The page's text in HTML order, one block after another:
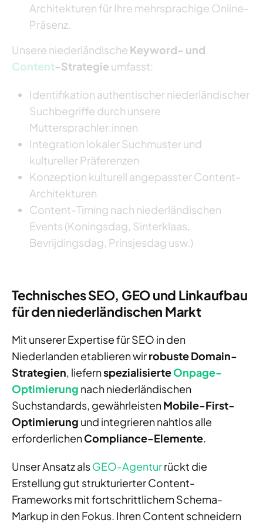
Architekturen für Ihre mehrsprachige Online-
Präsenz.
Unsere niederländische Keyword- und
Content-Strategie umfasst:
Identifikation authentischer niederländischer
Suchbegriffe durch unsere
Muttersprachler:innen
Integration lokaler Suchmuster und
kultureller Präferenzen
Konzeption kulturell angepasster Content-
Architekturen
Content-Timing nach niederländischen
Events (Koningsdag, Sinterklaas,
Bevrijdingsdag, Prinsjesdag usw.)
Technisches SEO, GEO und Linkaufbau
für den niederländischen Markt
Mit unserer Expertise für SEO in den
Niederlanden etablieren wirrobuste Domain-
Strategien, liefernspezialisierteOnpage-
Optimierung nach niederländischen
Suchstandards, gewährleistenMobile-First-
Optimierung und integrieren nahtlos alle
erforderlichenCompliance-Elemente.
Unser Ansatz alsGEO-Agenturrückt die
Erstellung gut strukturierter Content-
Frameworks mit fortschrittlichem Schema-
Markup in den Fokus. Ihren Content schneidern